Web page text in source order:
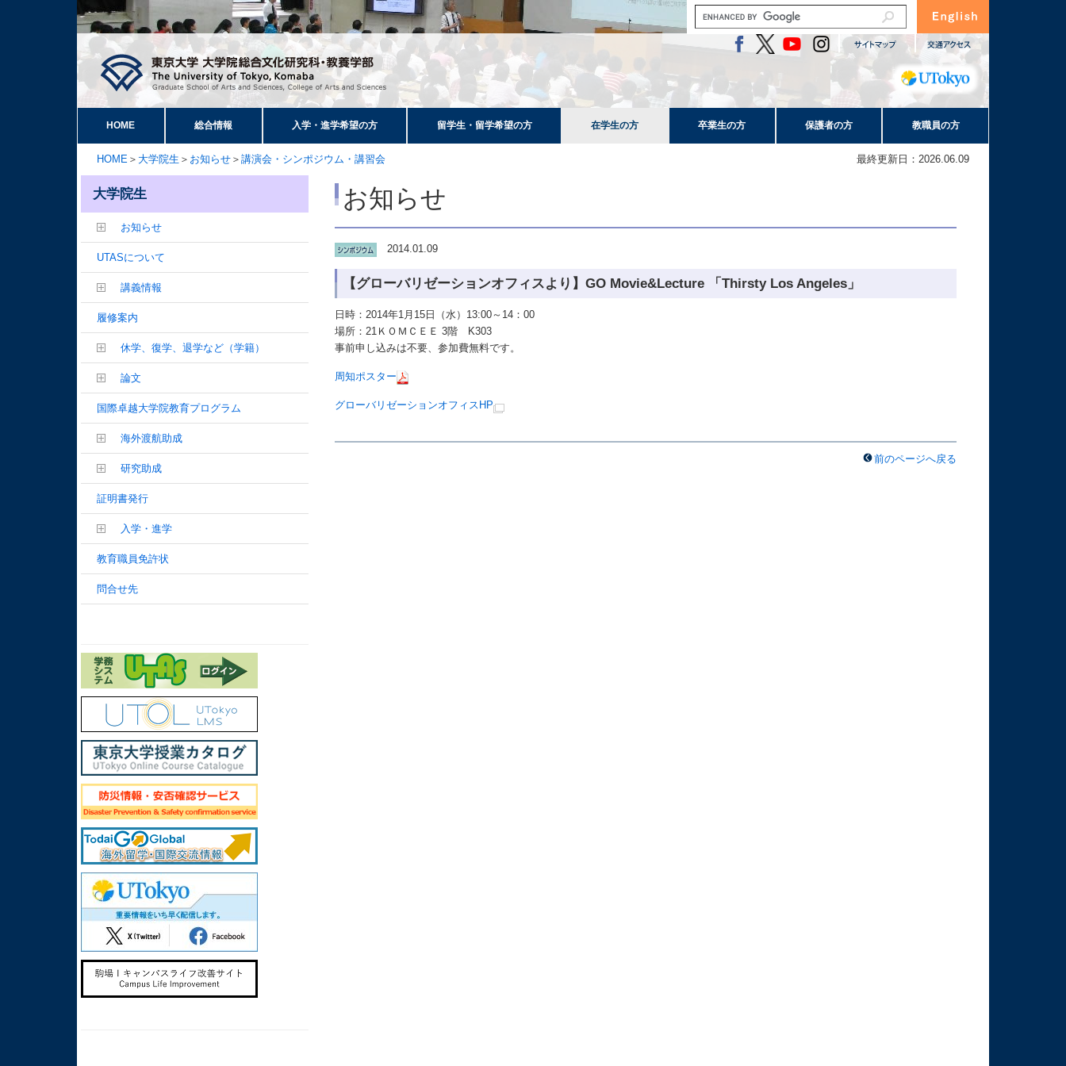
HOME 総合情報 入学・進学希望の方 留学生・留学希望の方 在学生の方 卒業生の方 保護者の方 教職員の方
HOME ＞ 大学院生 ＞ お知らせ ＞ 講演会・シンポジウム・講習会 最終更新日：2026.06.09
お知らせ
2014.01.09
【グローバリゼーションオフィスより】GO Movie&Lecture 「Thirsty Los Angeles」
日時：2014年1月15日（水）13:00～14：00
場所：21ＫＯＭＣＥＥ 3階 K303
事前申し込みは不要、参加費無料です。
周知ポスター
グローバリゼーションオフィスHP
前のページへ戻る
大学院生
お知らせ
UTASについて
講義情報
履修案内
休学、復学、退学など（学籍）
論文
国際卓越大学院教育プログラム
海外渡航助成
研究助成
証明書発行
入学・進学
教育職員免許状
問合せ先